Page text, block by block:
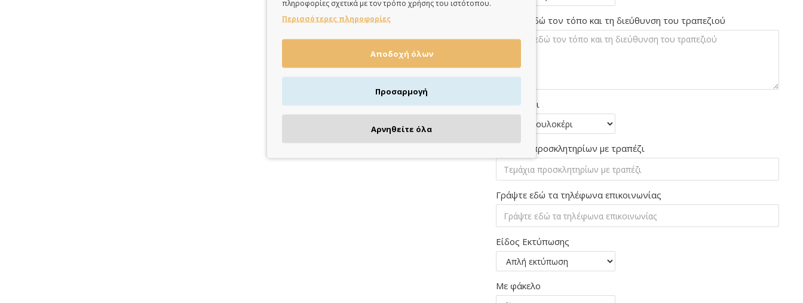
Γράψτε εδώ τον τόπο και τη διεύθυνση του τραπεζιού
Βουλοκέρι
Τεμάχια προσκλητηρίων με τραπέζι
Γράψτε εδώ τα τηλέφωνα επικοινωνίας
Είδος Εκτύπωσης
Με φάκελο
πληροφορίες σχετικά με τον τρόπο χρήσης του ιστότοπου.
Περισσότερες πληροφορίες
Αποδοχή όλων
Προσαρμογή
Αρνηθείτε όλα